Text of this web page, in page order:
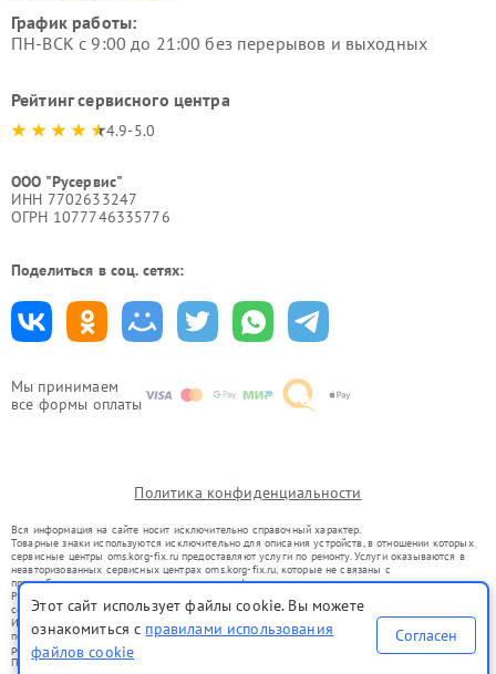
Мы принимаем
все формы оплаты
График работы:
ПН-ВСК с 9:00 до 21:00 без перерывов и выходных
Рейтинг сервисного центра
4.9-5.0
ООО "Русервис"
ИНН 7702633247
ОГРН 1077746335776
Поделиться в соц. сетях:
Политика конфиденциальности
Вся информация на сайте носит исключительно справочный характер.
Товарные знаки используются исключительно для описания устройств, в отношении которых
сервисные центры oms.korg-fix.ru предоставляют услуги по ремонту. Услуги оказываются в
неавторизованных сервисных центрах oms.korg-fix.ru, которые не связаны с
правообладателями товарных знаков или их официальными представителями.
Ремонт осуществляется для устройств, уже введенных в гражданский оборот в соответствии
со статьей 1487 ГК РФ.
Использование товарных знаков не преследует цели индивидуализации услуг или введения
потребителей в заблуждение, а служит для информирования о предоставляемых услугах по
ремонту техники указанных брендов.
Представленная на сайте информация не является публичной офертой, определяемой
Этот сайт использует файлы cookie. Вы можете
ознакомиться с правилами использования
файлов cookie
Согласен